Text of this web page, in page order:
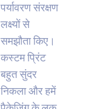
पर्यावरण संरक्षण
लक्ष्यों से
समझौता किए।
कस्टम प्रिंट
बहुत सुंदर
निकला और हमें